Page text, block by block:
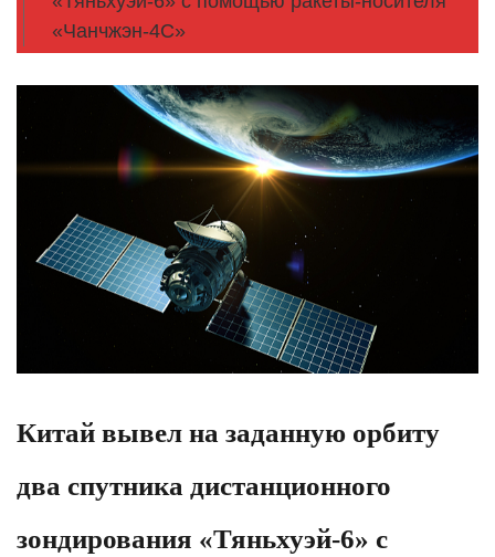
«Чанчжэн-4C»
Китай вывел на заданную орбиту
два спутника дистанционного
зондирования «Тяньхуэй-6» с